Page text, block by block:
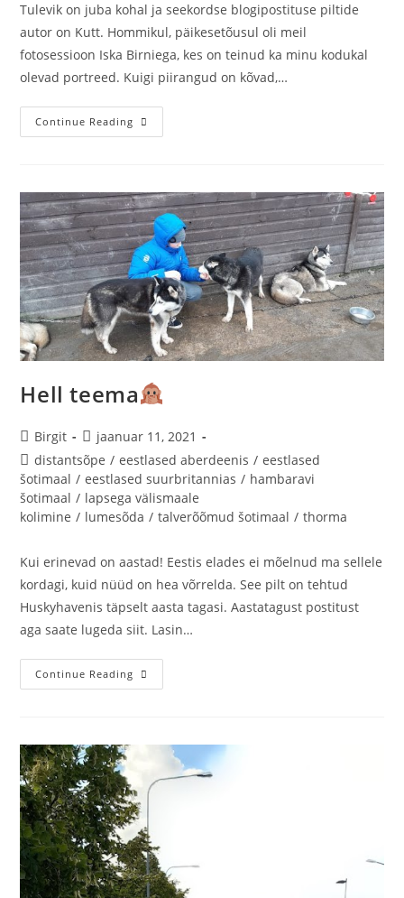
Tulevik on juba kohal ja seekordse blogipostituse piltide
autor on Kutt. Hommikul, päikesetõusul oli meil
fotosessioon Iska Birniega, kes on teinud ka minu kodukal
olevad portreed. Kuigi piirangud on kõvad,…
Continue Reading
Hell teema
Birgit
jaanuar 11, 2021
distantsõpe / eestlased aberdeenis / eestlased
šotimaal / eestlased suurbritannias / hambaravi
šotimaal / lapsega välismaale
kolimine / lumesõda / talverõõmud šotimaal / thorma
Kui erinevad on aastad! Eestis elades ei mõelnud ma sellele
kordagi, kuid nüüd on hea võrrelda. See pilt on tehtud
Huskyhavenis täpselt aasta tagasi. Aastatagust postitust
aga saate lugeda siit. Lasin…
Continue Reading